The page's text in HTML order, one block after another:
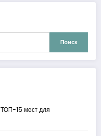
Поиск
15 мест для